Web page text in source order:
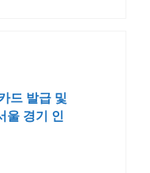
드 발급 및
울 경기 인